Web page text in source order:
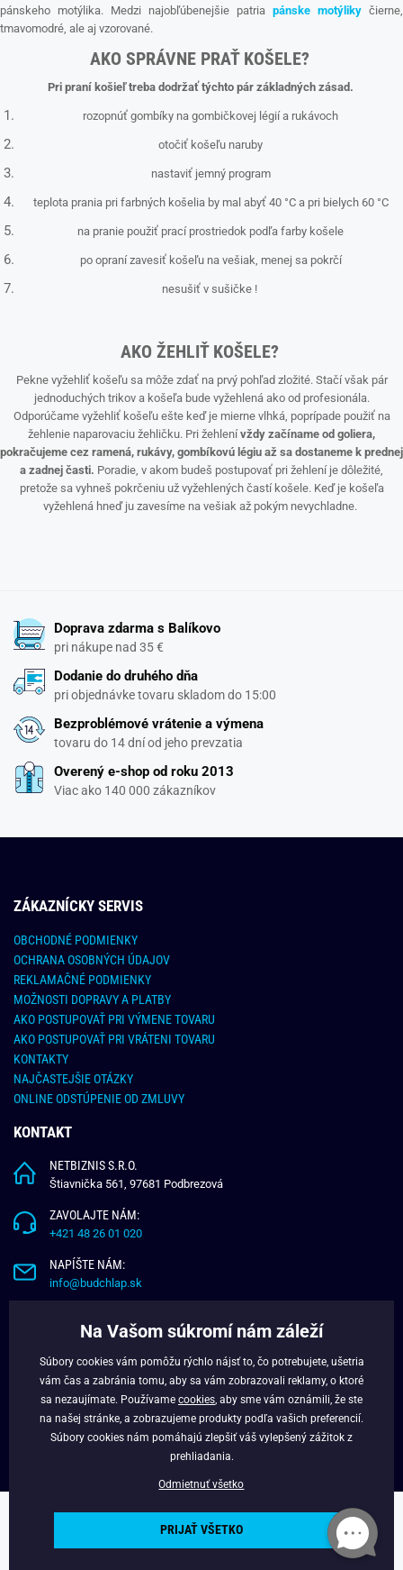
pánskeho motýlika. Medzi najobľúbenejšie patria pánske motýliky čierne,
tmavomodré, ale aj vzorované.
AKO SPRÁVNE PRAŤ KOŠELE?
Pri praní košieľ treba dodržať týchto pár základných zásad.
rozopnúť gombíky na gombičkovej légií a rukávoch
otočiť košeľu naruby
nastaviť jemný program
teplota prania pri farbných košelia by mal abyť 40 °C a pri bielych 60 °C
na pranie použiť prací prostriedok podľa farby košele
po opraní zavesiť košeľu na vešiak, menej sa pokrčí
nesušiť v sušičke !
AKO ŽEHLIŤ KOŠELE?
Pekne vyžehliť košeľu sa môže zdať na prvý pohľad zložité. Stačí však pár
jednoduchých trikov a košeľa bude vyžehlená ako od profesionála.
Odporúčame vyžehliť košeľu ešte keď je mierne vlhká, poprípade použiť na
žehlenie naparovaciu žehličku. Pri žehlenívždy začíname od goliera,
pokračujeme cez ramená, rukávy, gombíkovú légiu až sa dostaneme k prednej
a zadnej časti. Poradie, v akom budeš postupovať pri žehlení je dôležité,
pretože sa vyhneš pokrčeniu už vyžehlených častí košele. Keď je košeľa
vyžehlená hneď ju zavesíme na vešiak až pokým nevychladne.
Doprava zdarma s Balíkovo
pri nákupe nad 35 €
Dodanie do druhého dňa
pri objednávke tovaru skladom do 15:00
Bezproblémové vrátenie a výmena
tovaru do 14 dní od jeho prevzatia
Overený e-shop od roku 2013
Viac ako 140 000 zákazníkov
ZÁKAZNÍCKY SERVIS
OBCHODNÉ PODMIENKY
OCHRANA OSOBNÝCH ÚDAJOV
REKLAMAČNÉ PODMIENKY
MOŽNOSTI DOPRAVY A PLATBY
AKO POSTUPOVAŤ PRI VÝMENE TOVARU
AKO POSTUPOVAŤ PRI VRÁTENI TOVARU
KONTAKTY
NAJČASTEJŠIE OTÁZKY
ONLINE ODSTÚPENIE OD ZMLUVY
KONTAKT
NETBIZNIS S.R.O.
Štiavnička 561, 97681 Podbrezová
ZAVOLAJTE NÁM:
+421 48 26 01 020
NAPÍŠTE NÁM:
info@budchlap.sk
VERNOSTNÝ PROGRAM
FACEBOOK
Copyright © 2025 - Budchlap.sk Všetky práva vyhradené. webdesign ©
litvanyi.sk
Na Vašom súkromí nám záleží
Súbory cookies vám pomôžu rýchlo nájsť to, čo potrebujete, ušetria
vám čas a zabránia tomu, aby sa vám zobrazovali reklamy, o ktoré
sa nezaujímate. Používame cookies , aby sme vám oznámili, že ste
na našej stránke, a zobrazujeme produkty podľa vašich preferencií.
Súbory cookies nám pomáhajú zlepšiť váš vylepšený zážitok z
prehliadania.
Odmietnuť všetko
PRIJAŤ VŠETKO